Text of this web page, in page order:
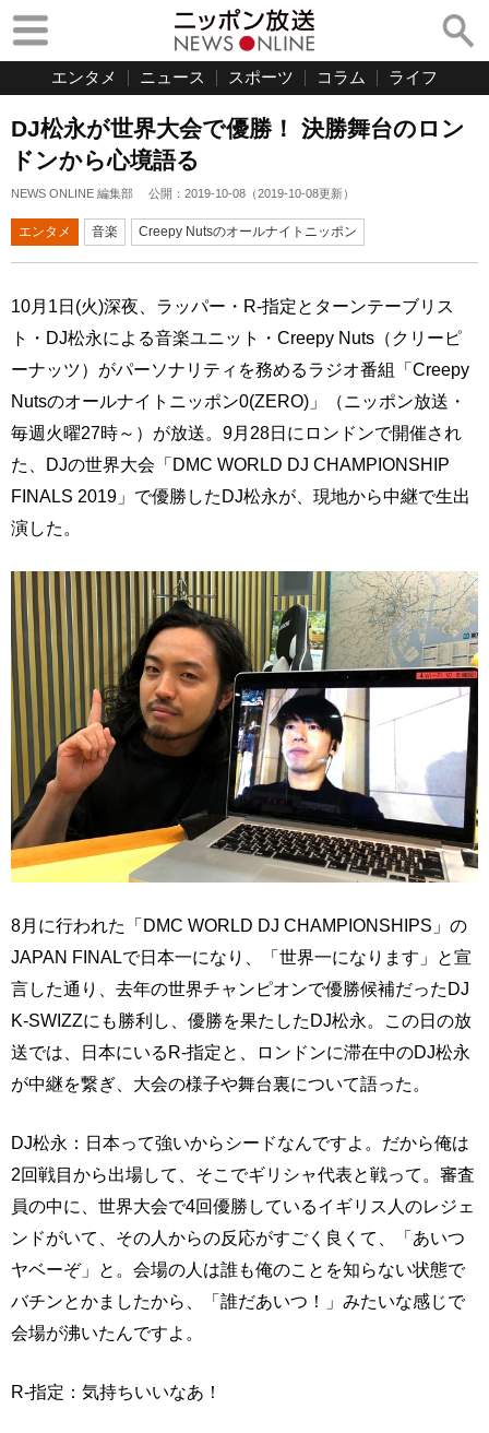
エンタメ ニュース スポーツ コラム ライフ
DJ松永が世界大会で優勝！ 決勝舞台のロン
ドンから心境語る
NEWS ONLINE 編集部 公開： 2019-10-08 （2019-10-08更新）
エンタメ 音楽 Creepy Nutsのオールナイトニッポン
10月1日(火)深夜、ラッパー・R-指定とターンテーブリス
ト・DJ松永による音楽ユニット・Creepy Nuts（クリーピ
ーナッツ）がパーソナリティを務めるラジオ番組「Creepy
Nutsのオールナイトニッポン0(ZERO)」（ニッポン放送・
毎週火曜27時～）が放送。9月28日にロンドンで開催され
た、DJの世界大会「DMC WORLD DJ CHAMPIONSHIP
FINALS 2019」で優勝したDJ松永が、現地から中継で生出
演した。
8月に行われた「DMC WORLD DJ CHAMPIONSHIPS」の
JAPAN FINALで日本一になり、「世界一になります」と宣
言した通り、去年の世界チャンピオンで優勝候補だったDJ
K-SWIZZにも勝利し、優勝を果たしたDJ松永。この日の放
送では、日本にいるR-指定と、ロンドンに滞在中のDJ松永
が中継を繋ぎ、大会の様子や舞台裏について語った。
DJ松永：日本って強いからシードなんですよ。だから俺は
2回戦目から出場して、そこでギリシャ代表と戦って。審査
員の中に、世界大会で4回優勝しているイギリス人のレジェ
ンドがいて、その人からの反応がすごく良くて、「あいつ
ヤベーぞ」と。会場の人は誰も俺のことを知らない状態で
バチンとかましたから、「誰だあいつ！」みたいな感じで
会場が沸いたんですよ。
R-指定：気持ちいいなあ！